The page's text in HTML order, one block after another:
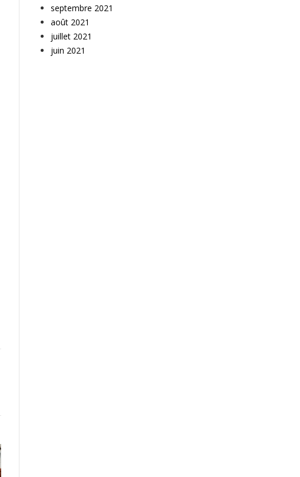
septembre 2021
août 2021
juillet 2021
juin 2021